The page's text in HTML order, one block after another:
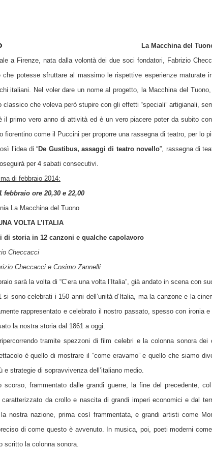
La Macchina del
a Firenze, nata dalla volontà dei due soci fondatori, Fabrizio
che potesse sfruttare al massimo le rispettive esperienze maturate
italiani. Nel voler dare un nome al progetto, la Macchina del
classico che voleva però stupire con gli effetti “speciali” artigianali,
il primo vero anno di attività ed è un vero piacere poter da subito
fiorentino come il Puccini per proporre una rassegna di teatro, per lo
l’idea di “De Gustibus, assaggi di teatro novello”, rassegna di
per 4 sabati consecutivi.
di febbraio 2014:
febbraio ore 20,30 e 22,00
La Macchina del Tuono
VOLTA L’ITALIA
di storia in 12 canzoni e qualche capolavoro
Checcacci
Checcacci e Cosimo Zannelli
sarà la volta di “C’era una volta l’Italia”, già andato in scena con
si sono celebrati i 150 anni dell’unità d’Italia, ma la canzone e la
rappresentato e celebrato il nostro passato, spesso con ironia
la nostra storia dal 1861 a oggi.
tramite spezzoni di film celebri e la colonna sonora dei
è quello di mostrare il “come eravamo” e quello che siamo
e strategie di sopravvivenza dell’italiano medio.
scorso, frammentato dalle grandi guerre, la fine del precedente,
caratterizzato da crollo e nascita di grandi imperi economici e dal
nostra nazione, prima così frammentata, e grandi artisti come
di come questo è avvenuto. In musica, poi, poeti moderni
scritto la colonna sonora.